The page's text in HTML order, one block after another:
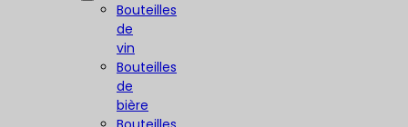
Bouteilles
de
vin
Bouteilles
de
bière